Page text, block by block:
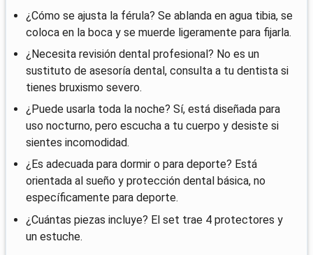
¿Cómo se ajusta la férula? Se ablanda en agua tibia, se
coloca en la boca y se muerde ligeramente para fijarla.
¿Necesita revisión dental profesional? No es un
sustituto de asesoría dental, consulta a tu dentista si
tienes bruxismo severo.
¿Puede usarla toda la noche? Sí, está diseñada para
uso nocturno, pero escucha a tu cuerpo y desiste si
sientes incomodidad.
¿Es adecuada para dormir o para deporte? Está
orientada al sueño y protección dental básica, no
específicamente para deporte.
¿Cuántas piezas incluye? El set trae 4 protectores y
un estuche.